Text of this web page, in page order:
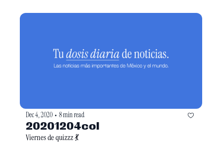
Dec 4, 2020 • 8 min read
20201204col
Viernes de quizzz 💃